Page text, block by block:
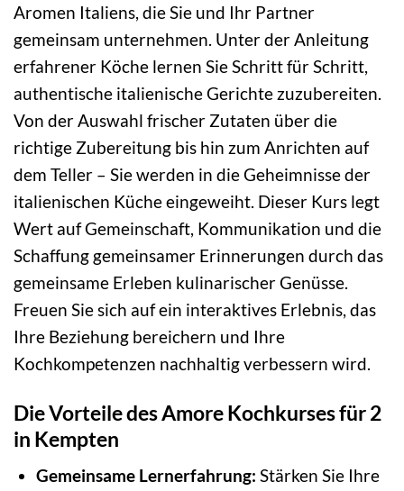
Aromen Italiens, die Sie und Ihr Partner
gemeinsam unternehmen. Unter der Anleitung
erfahrener Köche lernen Sie Schritt für Schritt,
authentische italienische Gerichte zuzubereiten.
Von der Auswahl frischer Zutaten über die
richtige Zubereitung bis hin zum Anrichten auf
dem Teller – Sie werden in die Geheimnisse der
italienischen Küche eingeweiht. Dieser Kurs legt
Wert auf Gemeinschaft, Kommunikation und die
Schaffung gemeinsamer Erinnerungen durch das
gemeinsame Erleben kulinarischer Genüsse.
Freuen Sie sich auf ein interaktives Erlebnis, das
Ihre Beziehung bereichern und Ihre
Kochkompetenzen nachhaltig verbessern wird.
Die Vorteile des Amore Kochkurses für 2
in Kempten
Gemeinsame Lernerfahrung: Stärken Sie Ihre